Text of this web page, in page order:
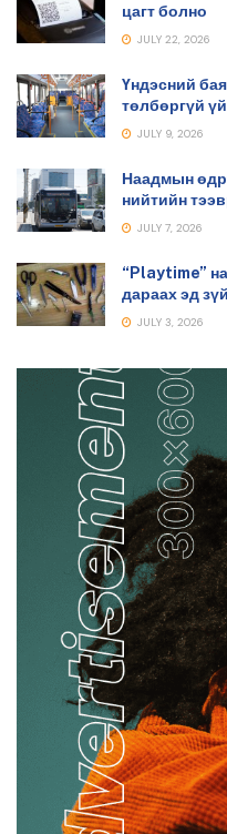
цагт болно
JULY 22, 2026
Үндэсний
төлбөргүй
JULY 9, 2026
Наадмын
нийтийн
JULY 7, 2026
“Playtime”
дараах эд
JULY 3, 2026